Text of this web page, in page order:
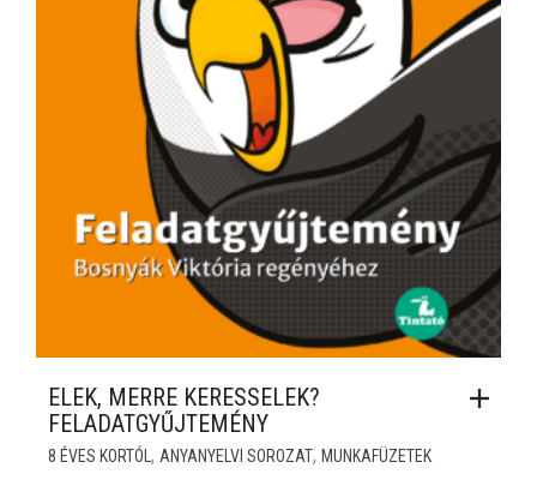
ELEK, MERRE KERESSELEK?
FELADATGYŰJTEMÉNY
8 ÉVES KORTÓL, ANYANYELVI SOROZAT, MUNKAFÜZETEK